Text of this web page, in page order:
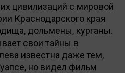
цивилизаций с мировой
Краснодарского края
дольмены, курганы.
свои тайны в
известна даже тем,
но видел фильм